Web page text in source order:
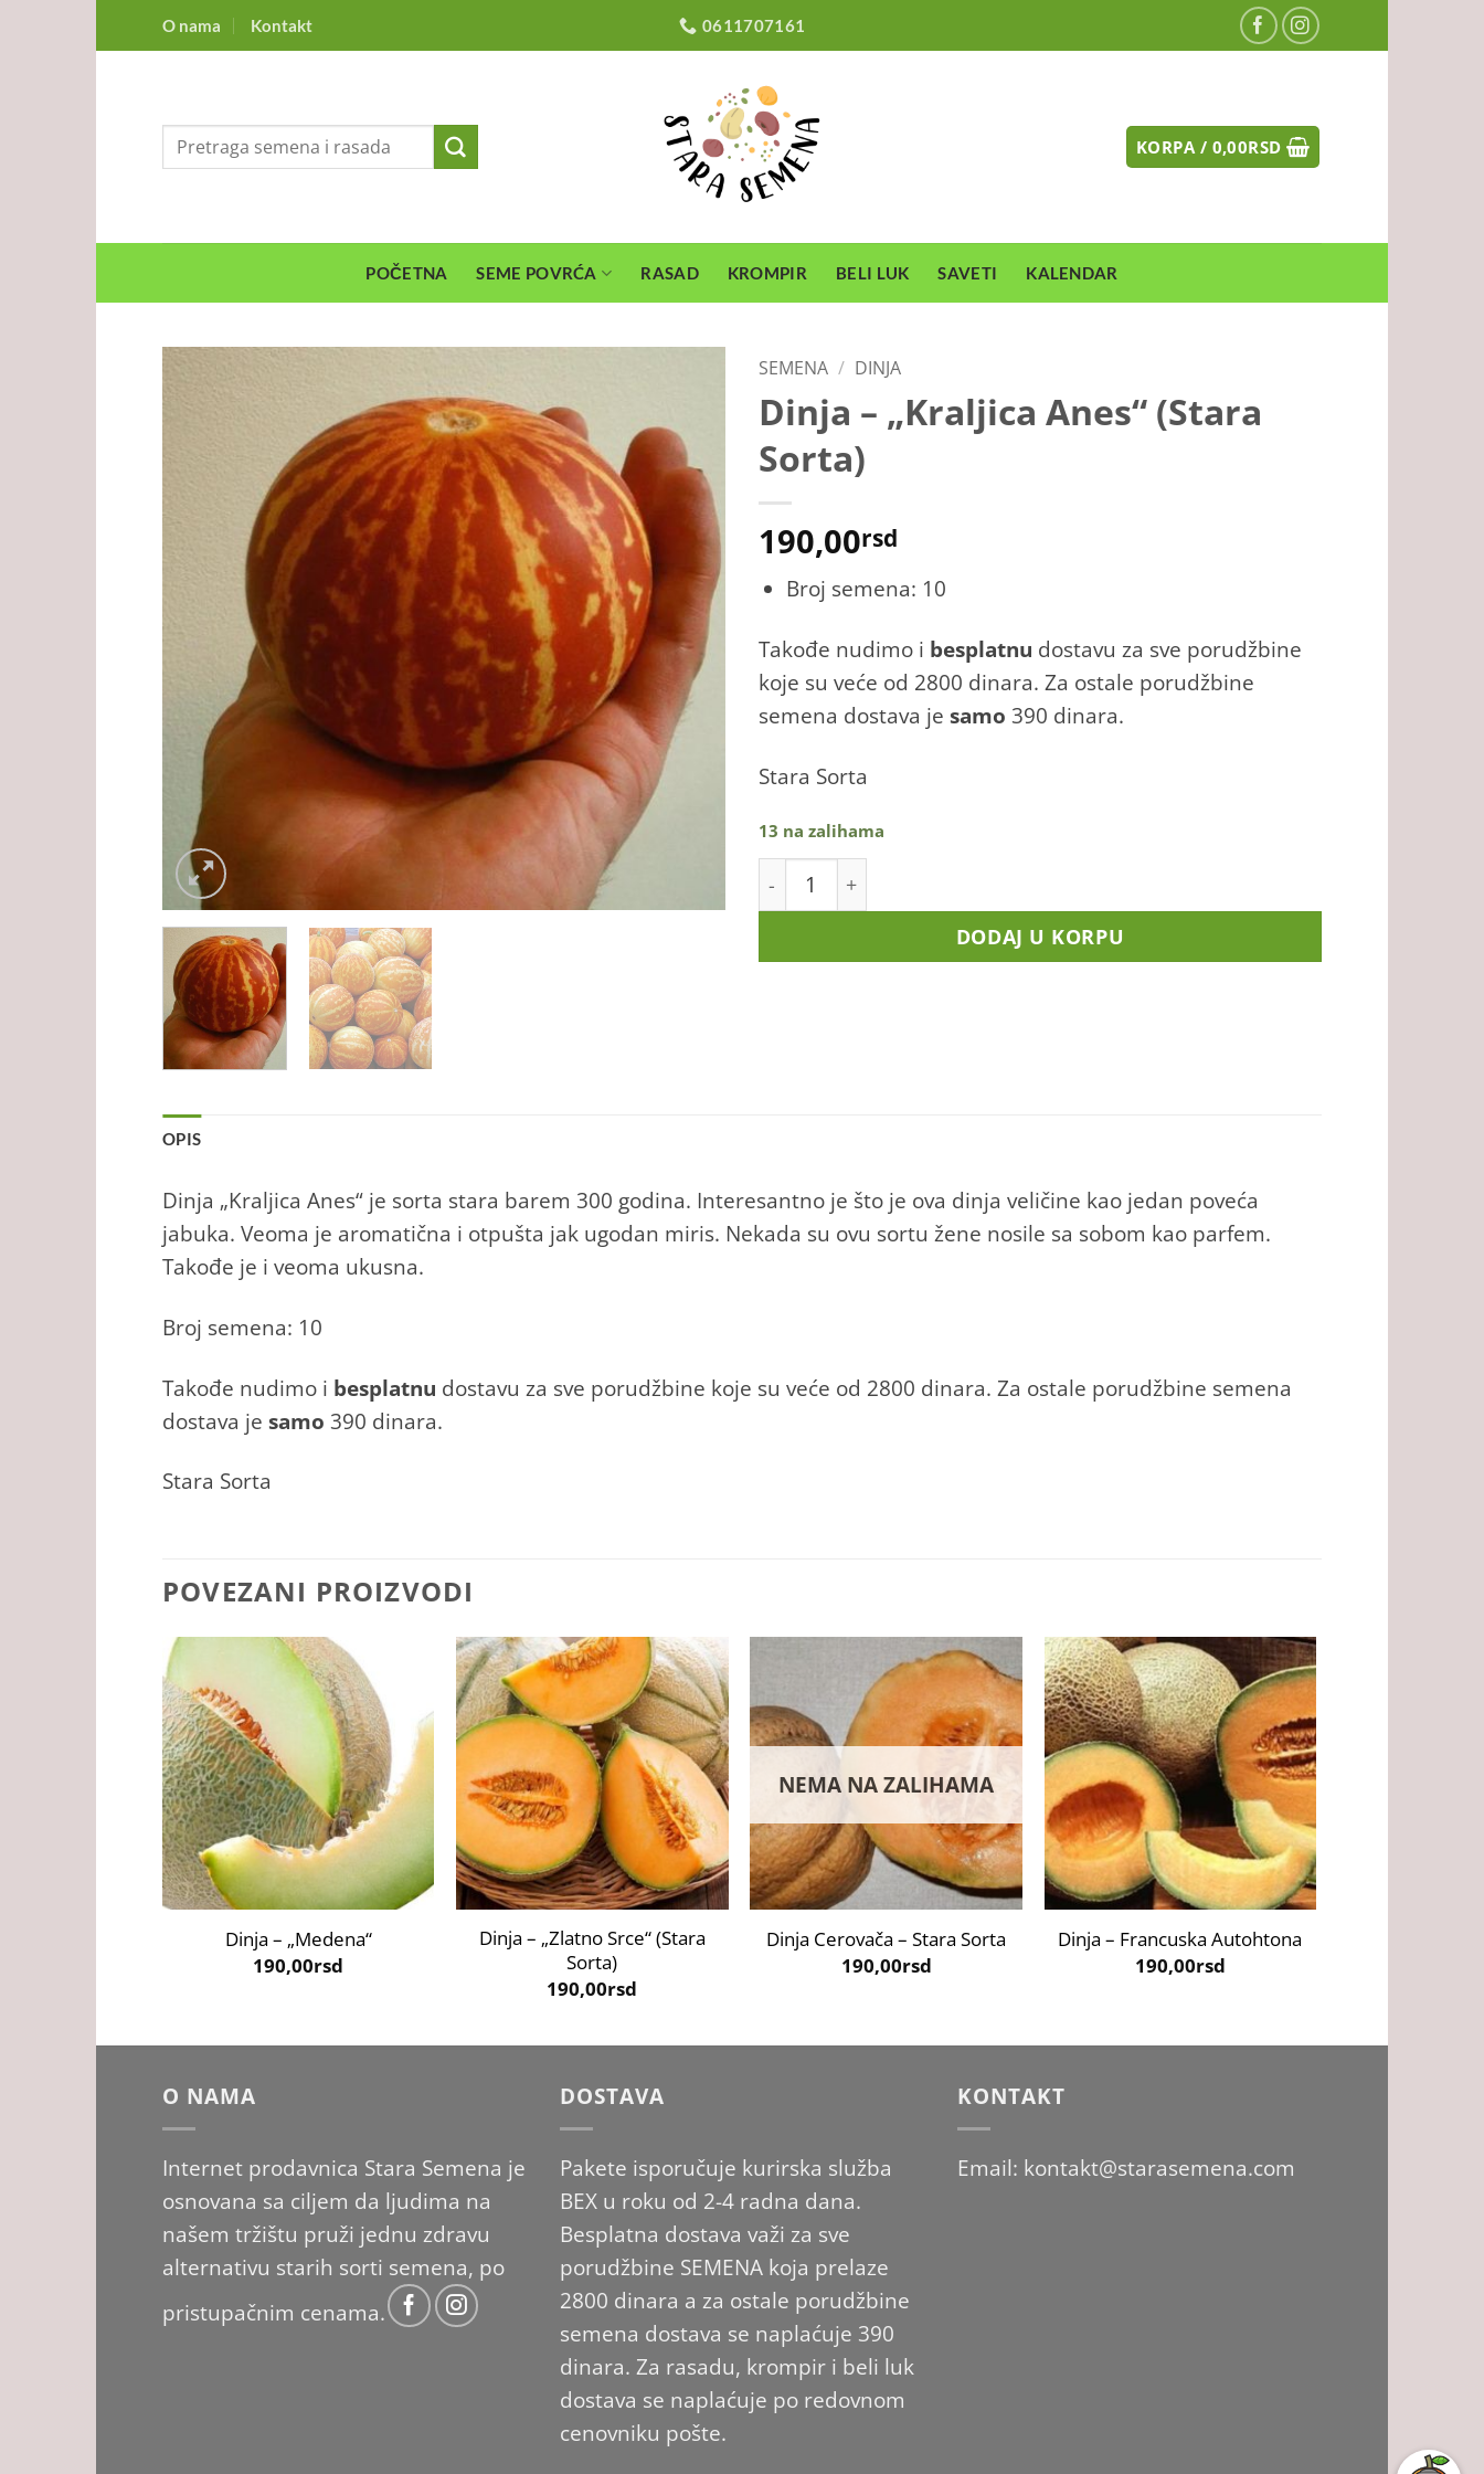
Preskoči
na
O nama Kontakt 0611707161
Pretraga
KORPA / 0,00RSD
POČETNA SEME POVRĆA RASAD KROMPIR BELI LUK SAVETI KALENDAR
SEMENA / DINJA
Dinja – „Kraljica Anes“ (Stara
Sorta)
190,00rsd
Broj semena: 10
Takođe nudimo i besplatnu dostavu za sve porudžbine
koje su veće od 2800 dinara. Za ostale porudžbine
semena dostava je samo 390 dinara.
Stara Sorta
13 na zalihama
Dinja - "Kraljica Anes" (Stara Sorta) količina
DODAJ U KORPU
OPIS
Dinja „Kraljica Anes“ je sorta stara barem 300 godina. Interesantno je što je ova dinja veličine kao jedan poveća
jabuka. Veoma je aromatična i otpušta jak ugodan miris. Nekada su ovu sortu žene nosile sa sobom kao parfem.
Takođe je i veoma ukusna.
Broj semena: 10
Takođe nudimo i besplatnu dostavu za sve porudžbine koje su veće od 2800 dinara. Za ostale porudžbine semena
dostava je samo 390 dinara.
Stara Sorta
POVEZANI PROIZVODI
+
Dinja – „Medena“
190,00rsd
+
Dinja – „Zlatno Srce“ (Stara
Sorta)
190,00rsd
+
NEMA NA ZALIHAMA
Dinja Cerovača – Stara Sorta
190,00rsd
+
Dinja – Francuska Autohtona
190,00rsd
O NAMA
Internet prodavnica Stara Semena je
osnovana sa ciljem da ljudima na
našem tržištu pruži jednu zdravu
alternativu starih sorti semena, po
pristupačnim cenama.
DOSTAVA
Pakete isporučuje kurirska služba
BEX u roku od 2-4 radna dana.
Besplatna dostava važi za sve
porudžbine SEMENA koja prelaze
2800 dinara a za ostale porudžbine
semena dostava se naplaćuje 390
dinara. Za rasadu, krompir i beli luk
dostava se naplaćuje po redovnom
cenovniku pošte.
KONTAKT
Email: kontakt@starasemena.com